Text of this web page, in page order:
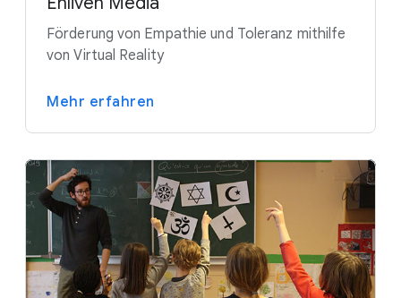
Förderung von Empathie und Toleranz mithilfe
von Virtual Reality
Mehr erfahren